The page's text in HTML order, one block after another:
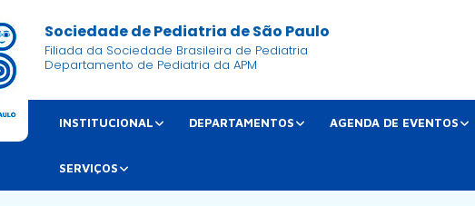
Sociedade de Pediatria de São Paulo
Filiada da Sociedade Brasileira de Pediatria
Departamento de Pediatria da APM
INSTITUCIONAL DEPARTAMENTOS AGENDA DE EVENTOS
SERVIÇOS